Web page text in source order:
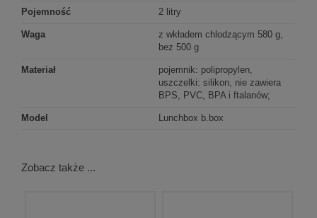
Pojemność 2 litry
Waga
z wkładem chlodzącym 580 g,
bez 500 g
Materiał
pojemnik: polipropylen,
uszczelki: silikon, nie zawiera
BPS, PVC, BPA i ftalanów;
Model Lunchbox b.box
Zobacz także ...